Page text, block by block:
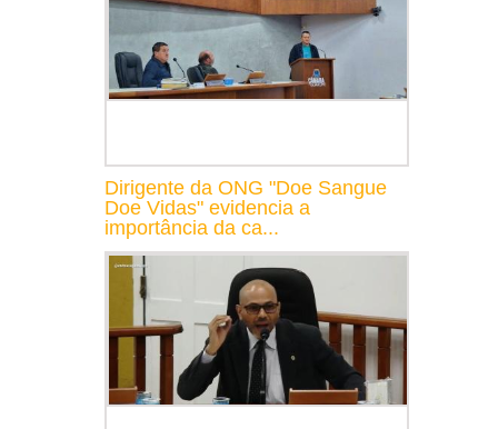
Dirigente da ONG "Doe Sangue
Doe Vidas" evidencia a
importância da ca...